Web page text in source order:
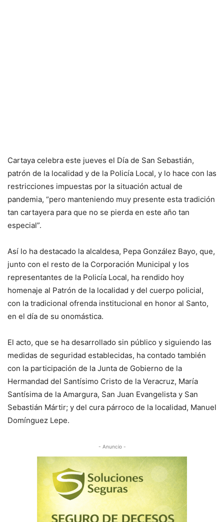
Cartaya celebra este jueves el Día de San Sebastián,
patrón de la localidad y de la Policía Local, y lo hace con las
restricciones impuestas por la situación actual de
pandemia, “pero manteniendo muy presente esta tradición
tan cartayera para que no se pierda en este año tan
especial”.
Así lo ha destacado la alcaldesa, Pepa González Bayo, que,
junto con el resto de la Corporación Municipal y los
representantes de la Policía Local, ha rendido hoy
homenaje al Patrón de la localidad y del cuerpo policial,
con la tradicional ofrenda institucional en honor al Santo,
en el día de su onomástica.
El acto, que se ha desarrollado sin público y siguiendo las
medidas de seguridad establecidas, ha contado también
con la participación de la Junta de Gobierno de la
Hermandad del Santísimo Cristo de la Veracruz, María
Santísima de la Amargura, San Juan Evangelista y San
Sebastián Mártir; y del cura párroco de la localidad, Manuel
Domínguez Lepe.
- Anuncio -